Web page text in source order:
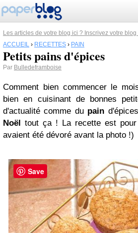
Les articles de votre blog ici ? Inscrivez votre blog
ACCUEIL › RECETTES › PAIN
Petits pains d'épices
Par Bulledeframboise
Comment bien commencer le
bien en cuisinant de bonnes
d'actualité comme du pain
Noël tout ça ! La recette est
avaient été dévoré avant la photo !)
Save